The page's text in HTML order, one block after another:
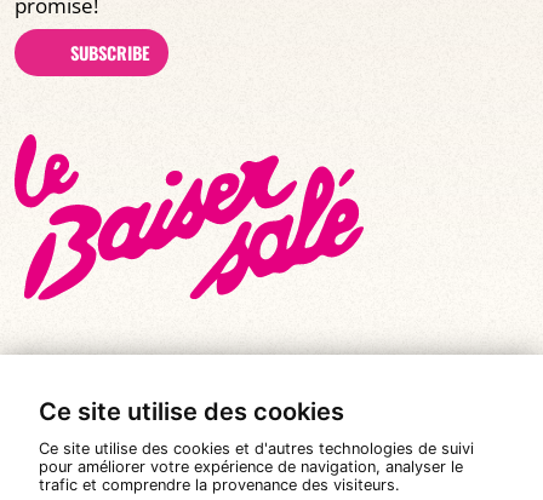
Ce site utilise des cookies
Ce site utilise des cookies et d'autres technologies de suivi
pour améliorer votre expérience de navigation, analyser le
trafic et comprendre la provenance des visiteurs.
SUBSCRIBE
© All rights reserved 2026 |
Le Baiser Salé
Legal notices
Privacy policy